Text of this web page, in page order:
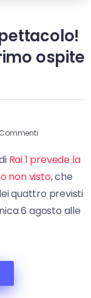
ospite
Rai 1 prevede la
non visto, che
quattro previsti
6 agosto alle